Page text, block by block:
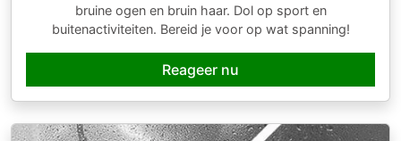
bruine ogen en bruin haar. Dol op sport en
buitenactiviteiten. Bereid je voor op wat spanning!
Reageer nu